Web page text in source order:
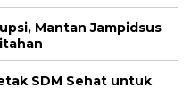
Mantan Jampidsus
SDM Sehat untuk